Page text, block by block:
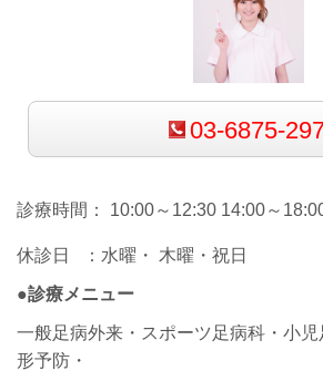
03-6875-
診療時間： 10:00～12:30 14:00～
休診日 ：水曜・ 木曜・祝日
●診療メニュー
一般足病外来・スポーツ足病科・小
形予防・